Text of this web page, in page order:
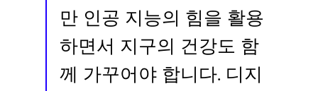
로그인만 인공 지능의 힘을 활용
하면서 지구의 건강도 함
께 가꾸어야 합니다. 디지